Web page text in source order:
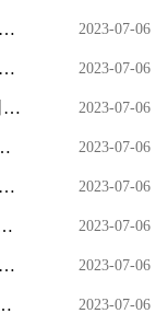
今日精选：逆水寒手游杭州奇遇任务视频攻略分享 2023-07-06
菲海岸警卫队称其巡逻舰在南海遭中国海警船“危险阻挠”，外交部回应 天天热讯 2023-07-06
热点聚焦：4胜1负！中国队残阵PK日本全主力，男单爆冷出局、男双全军覆没 2023-07-06
等第三方库以及分发时需配置python环境的问题 2023-07-06
黑龙江灵活就业人员养老保险2023年缴费标准是多少 全球报资讯 2023-07-06
股东拟减持不超6%股份 2023-07-06
世界最资讯丨小孩吃什么水果长高比较好啊? 2023-07-06
方米滨水公园，就在这里！ 2023-07-06